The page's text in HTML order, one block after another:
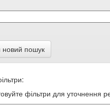
новий пошук
фільтри для уточнення